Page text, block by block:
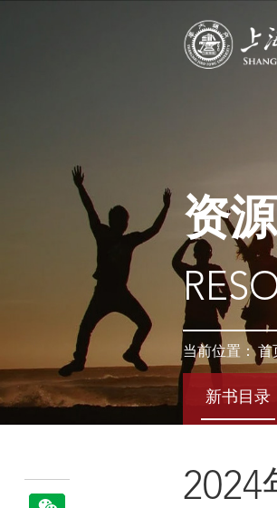
资
当前位置：首
新书目录
2024